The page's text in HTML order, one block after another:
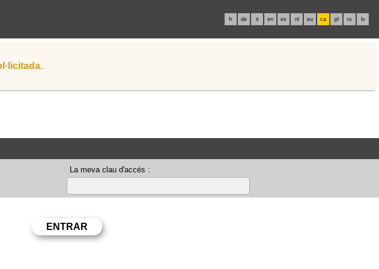
fr de it en es nl eu ca pl rs lv
La meva clau d'accés :